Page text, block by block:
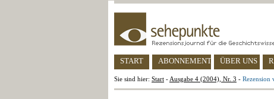
START ABONNEMENT ÜBER UNS
Sie sind hier: Start - Ausgabe 4 (2004), Nr. 3 - Rezension